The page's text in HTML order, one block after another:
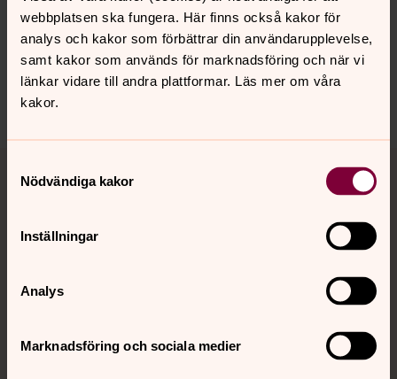
webbplatsen ska fungera. Här finns också kakor för
analys och kakor som förbättrar din användarupplevelse,
samt kakor som används för marknadsföring och när vi
länkar vidare till andra plattformar. Läs mer om våra
kakor.
Nödvändiga kakor
Inställningar
Analys
Marknadsföring och sociala medier
Synpunkter eller frågor på sidans
innehåll?
vetlanda.pastorat@svenskakyrkan.se
Dela
Kontakt